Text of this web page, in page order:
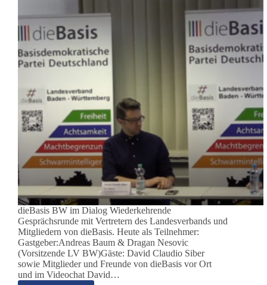
dieBasis BW im Dialog Wiederkehrende
Gesprächsrunde mit Vertretern des Landesverbands und
Mitgliedern von dieBasis. Heute als Teilnehmer:
Gastgeber:Andreas Baum & Dragan Nesovic
(Vorsitzende LV BW)Gäste: David Claudio Siber
sowie Mitglieder und Freunde von dieBasis vor Ort
und im Videochat David…